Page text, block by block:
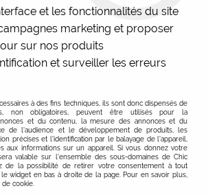
> Cartes d'Art - Accessoires colorés
trousses Cartes d'Art >Porte monnaie en
coton Relax Max
et les fonctionnalités du site
marketing et proposer
sur nos produits
et surveiller les erreurs
à des fins techniques, ils sont donc dispensés de
non obligatoires, peuvent être utilisés pour la
et du contenu, la mesure des annonces et du
de l'audience et le développement de produits, les
précises et l'identification par le balayage de l'appareil,
aux informations sur un appareil. Si vous donnez votre
valable sur l’ensemble des sous-domaines de Chic
de la possibilité de retirer votre consentement à tout
widget en bas à droite de la page. Pour en savoir plus,
cookie.